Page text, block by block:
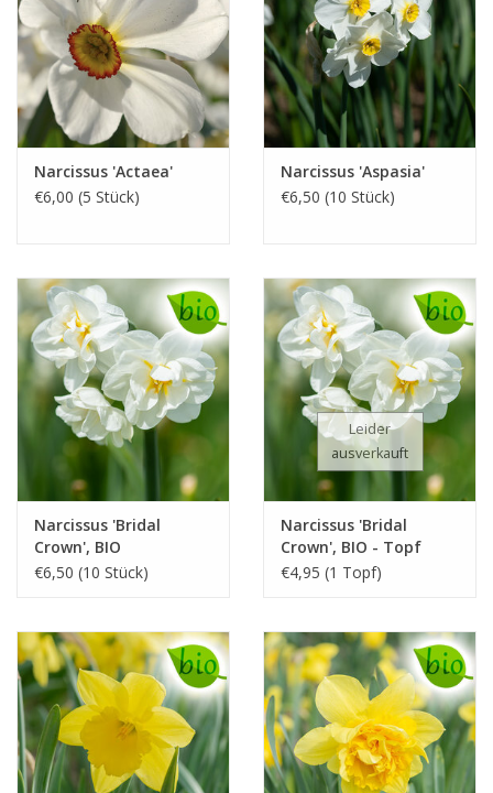
Narcissus 'Actaea'
€6,00 (5 Stück)
Narcissus 'Aspasia'
€6,50 (10 Stück)
Narcissus 'Bridal
Crown', BIO
€6,50 (10 Stück)
Leider
ausverkauft
Narcissus 'Bridal
Crown', BIO - Topf
€4,95 (1 Topf)